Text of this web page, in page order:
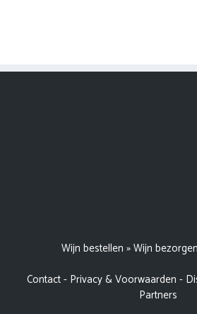
Wijn bestellen »Wijn
Contact- Privacy & Voorwaarden -
Partners